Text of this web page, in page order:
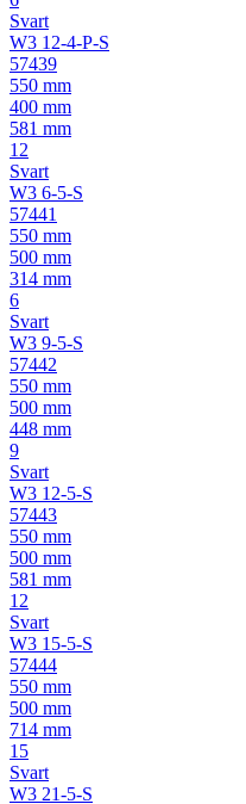
Svart
W3 12-4-P-S
57439
550 mm
400 mm
581 mm
12
Svart
W3 6-5-S
57441
550 mm
500 mm
314 mm
6
Svart
W3 9-5-S
57442
550 mm
500 mm
448 mm
9
Svart
W3 12-5-S
57443
550 mm
500 mm
581 mm
12
Svart
W3 15-5-S
57444
550 mm
500 mm
714 mm
15
Svart
W3 21-5-S